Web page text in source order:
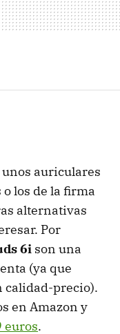
auriculares
los de la firma
alternativas
Por
6i son una
(ya que
calidad-precio).
en Amazon y
euros.